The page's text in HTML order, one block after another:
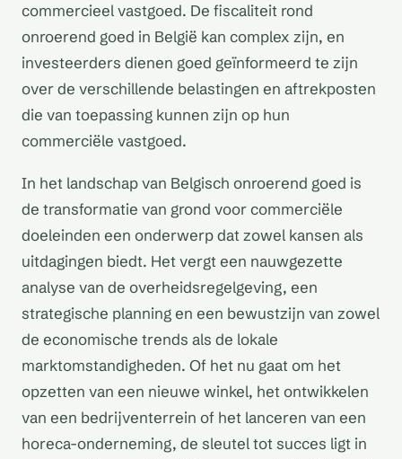
commercieel vastgoed. De fiscaliteit rond
onroerend goed in België kan complex zijn, en
investeerders dienen goed geïnformeerd te zijn
over de verschillende belastingen en aftrekposten
die van toepassing kunnen zijn op hun
commerciële vastgoed.
In het landschap van Belgisch onroerend goed is
de transformatie van grond voor commerciële
doeleinden een onderwerp dat zowel kansen als
uitdagingen biedt. Het vergt een nauwgezette
analyse van de overheidsregelgeving, een
strategische planning en een bewustzijn van zowel
de economische trends als de lokale
marktomstandigheden. Of het nu gaat om het
opzetten van een nieuwe winkel, het ontwikkelen
van een bedrijventerrein of het lanceren van een
horeca-onderneming, de sleutel tot succes ligt in